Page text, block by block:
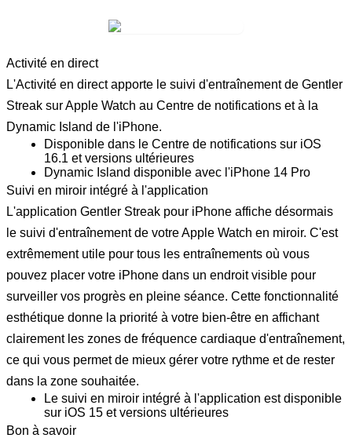
Activité en direct
L'Activité en direct apporte le suivi d'entraînement de Gentler
Streak sur Apple Watch au Centre de notifications et à la
Dynamic Island de l'iPhone.
Disponible dans le Centre de notifications sur iOS
16.1 et versions ultérieures
Dynamic Island disponible avec l'iPhone 14 Pro
Suivi en miroir intégré à l'application
L'application Gentler Streak pour iPhone affiche désormais
le suivi d'entraînement de votre Apple Watch en miroir. C'est
extrêmement utile pour tous les entraînements où vous
pouvez placer votre iPhone dans un endroit visible pour
surveiller vos progrès en pleine séance. Cette fonctionnalité
esthétique donne la priorité à votre bien-être en affichant
clairement les zones de fréquence cardiaque d'entraînement,
ce qui vous permet de mieux gérer votre rythme et de rester
dans la zone souhaitée.
Le suivi en miroir intégré à l'application est disponible
sur iOS 15 et versions ultérieures
Bon à savoir